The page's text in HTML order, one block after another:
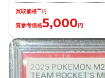
買取価格-円
質参考価格5,000円